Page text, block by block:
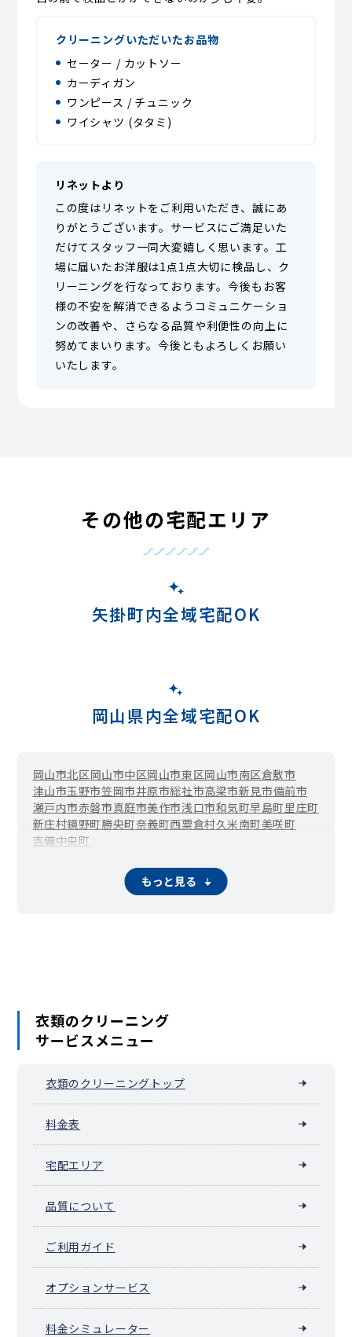
クリーニングいただいたお品物
セーター / カットソー
カーディガン
ワンピース / チュニック
ワイシャツ (タタミ)
リネットより
この度はリネットをご利用いただき、誠にあ
りがとうございます。サービスにご満足いた
だけてスタッフ一同大変嬉しく思います。工
場に届いたお洋服は1点1点大切に検品し、ク
リーニングを行なっております。今後もお客
様の不安を解消できるようコミュニケーショ
ンの改善や、さらなる品質や利便性の向上に
努めてまいります。今後ともよろしくお願い
いたします。
その他の宅配エリア
矢掛町内全域宅配OK
岡山県内全域宅配OK
岡山市北区岡山市中区岡山市東区岡山市南区倉敷市
津山市玉野市笠岡市井原市総社市高梁市新見市備前市
瀬戸内市赤磐市真庭市美作市浅口市和気町早島町里庄町
新庄村鏡野町勝央町奈義町西粟倉村久米南町美咲町
吉備中央町
もっと見る
衣類のクリーニング
サービスメニュー
衣類のクリーニングトップ
料金表
宅配エリア
品質について
ご利用ガイド
オプションサービス
料金シミュレーター